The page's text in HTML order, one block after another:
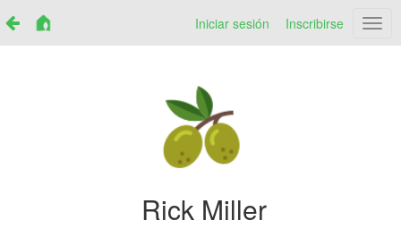
Iniciar sesión Inscribirse
Rick Miller